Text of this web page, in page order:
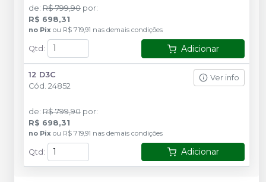
de: R$ 799,90 por:
R$ 698,31
no Pix ou R$ 719,91 nas demais condições
Qtd : Adicionar
12 D3C
Cód. 24852
Ver info
de: R$ 799,90 por:
R$ 698,31
no Pix ou R$ 719,91 nas demais condições
Qtd: Adicionar